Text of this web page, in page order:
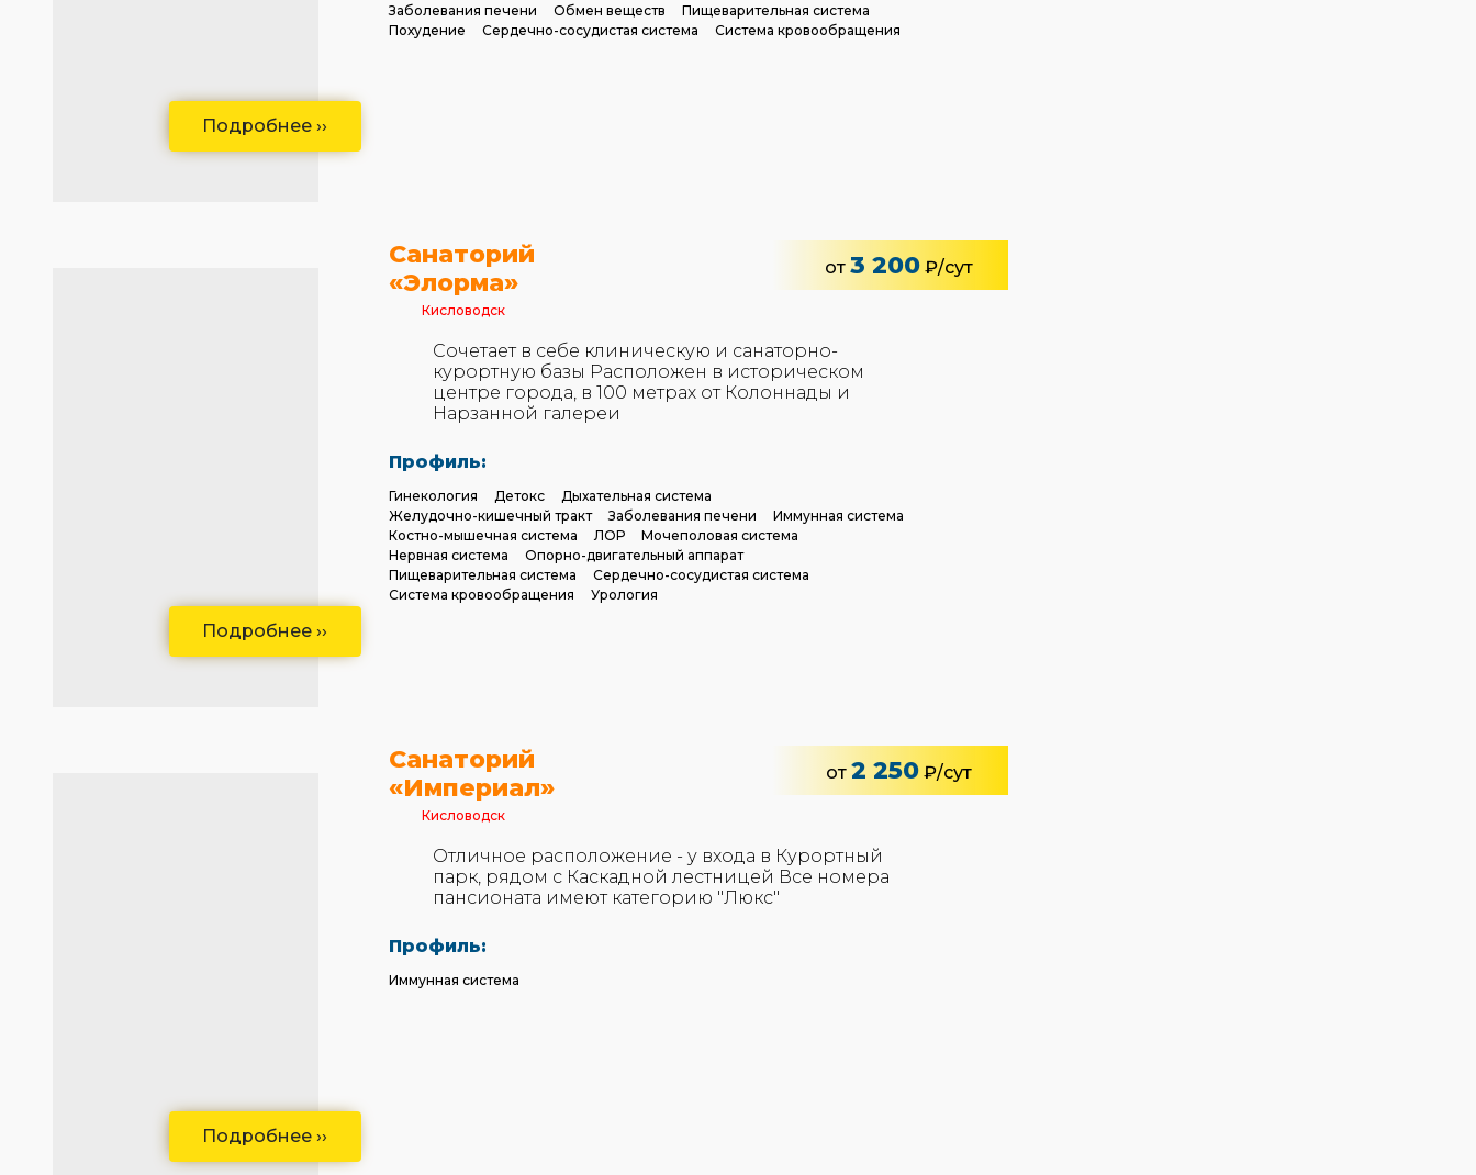
Подробнее ››
Заболевания печени
Обмен веществ
Пищеварительная система
Похудение
Сердечно-сосудистая система Система кровообращения
Подробнее ››
Санаторий
«Элорма»
Кисловодск
Сочетает в себе клиническую и санаторно-
курортную базы Расположен в историческом
центре города, в 100 метрах от Колоннады и
Нарзанной галереи
Профиль:
Гинекология Детокс
Дыхательная система
Желудочно-кишечный тракт
Заболевания печени
Иммунная система
Костно-мышечная система
ЛОР
Мочеполовая система
Нервная система
Опорно-двигательный аппарат
Пищеварительная система
Сердечно-сосудистая система
Система кровообращения
Урология
от 3 200₽/сут
Подробнее ››
Санаторий
«Империал»
Кисловодск
Отличное расположение - у входа в Курортный
парк, рядом с Каскадной лестницей Все номера
пансионата имеют категорию "Люкс"
Профиль:
Иммунная система
от 2 250₽/сут